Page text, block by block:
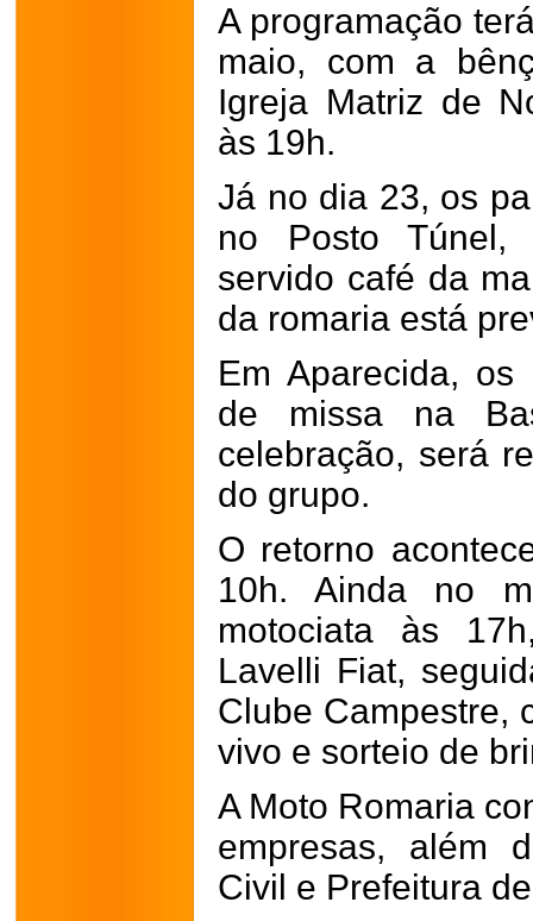
A programação
maio, com a
Igreja Matriz de
às 19h.
Já no dia 23, os
no Posto
servido café da
da romaria está
Em Aparecida, os
de missa na
celebração, será
do grupo.
O retorno
10h. Ainda no
motociata às
Lavelli Fiat,
Clube Campestre,
vivo e sorteio de
A Moto Romaria
empresas, além
Civil e Prefeitura